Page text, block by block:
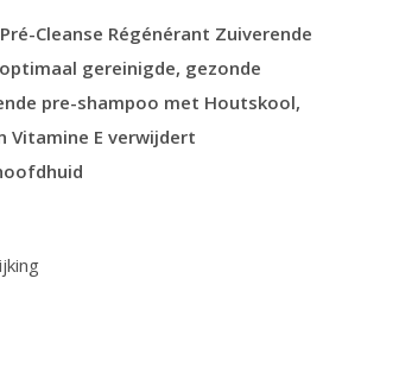
Cleanse Régénérant Zuiverende
gereinigde, gezonde
pre-shampoo met Houtskool,
Vitamine E verwijdert